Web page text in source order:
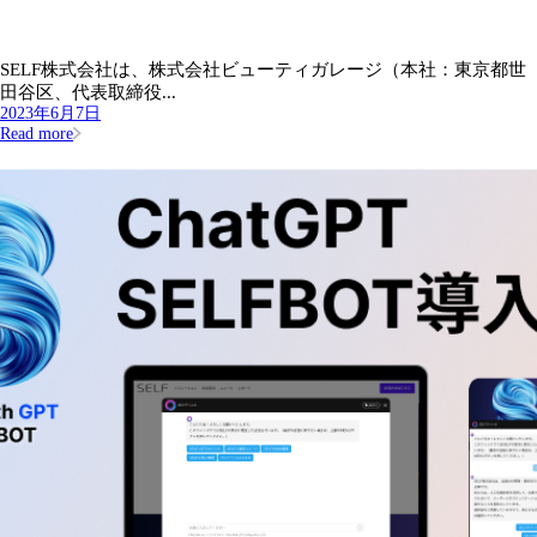
SELF株式会社は、株式会社ビューティガレージ（本社：東京都世
田谷区、代表取締役...
2023年6月7日
Read more